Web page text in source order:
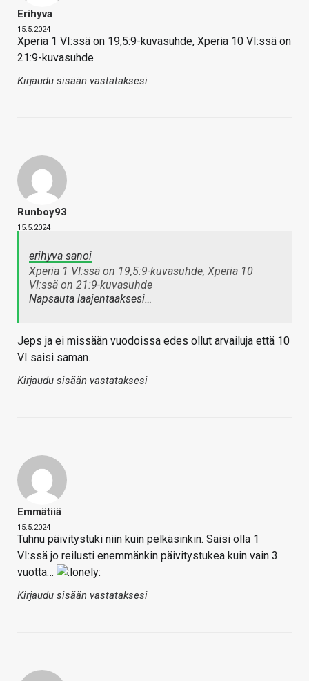
Erihyva
15.5.2024
Xperia 1 VI:ssä on 19,5:9-kuvasuhde, Xperia 10 VI:ssä on
21:9-kuvasuhde
Kirjaudu sisään vastataksesi
Runboy93
15.5.2024
erihyva sanoi
Xperia 1 VI:ssä on 19,5:9-kuvasuhde, Xperia 10
VI:ssä on 21:9-kuvasuhde
Napsauta laajentaaksesi…
Jeps ja ei missään vuodoissa edes ollut arvailuja että 10
VI saisi saman.
Kirjaudu sisään vastataksesi
Emmätiiä
15.5.2024
Tuhnu päivitystuki niin kuin pelkäsinkin. Saisi olla 1
VI:ssä jo reilusti enemmänkin päivitystukea kuin vain 3
vuotta…
Kirjaudu sisään vastataksesi